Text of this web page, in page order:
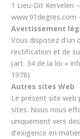
1 Lieu-Dit Kervelen
www.91degres.com
Avertissement
Vous disposez d’un
rectification et de
(art. 34 de la loi «
1978).
Autres sites Web
Le présent site web
sites. Nous nous
uniquement vers
d’exigence en